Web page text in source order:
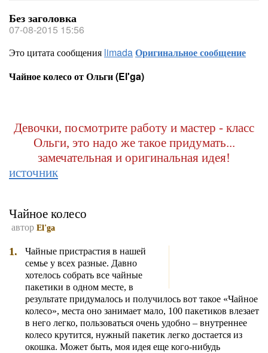
Без заголовка
07-08-2015 15:56
Это цитата сообщения limadaОригинальное сообщение
Чайное колесо от Ольги (El'ga)
Девочки, посмотрите работу и мастер - класс
Ольги, это надо же такое придумать...
замечательная и оригинальная идея!
источник
Чайное колесо
автор El'ga
1.
Чайные пристрастия в нашей
семье у всех разные. Давно
хотелось собрать все чайные
пакетики в одном месте, в
результате придумалось и получилось вот такое «Чайное
колесо», места оно занимает мало, 100 пакетиков влезает
в него легко, пользоваться очень удобно – внутреннее
колесо крутится, нужный пакетик легко достается из
окошка. Может быть, моя идея еще кого-нибудь